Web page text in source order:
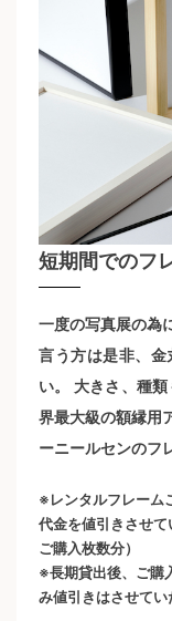
短期間でのフ
一度の写真展の為
言う方は是非、金
い。 大きさ、種
界最大級の額縁用
ーニールセンのフ
※レンタルフレーム
代金を値引きさせて
ご購入枚数分）
※長期貸出後、ご購
み値引きはさせてい